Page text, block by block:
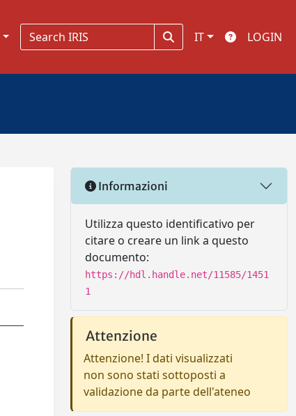
IT LOGIN
Informazioni
Utilizza questo identificativo per
citare o creare un link a questo
documento:
https://hdl.handle.net/11585/1451
1
Attenzione
Attenzione! I dati visualizzati
non sono stati sottoposti a
validazione da parte dell'ateneo